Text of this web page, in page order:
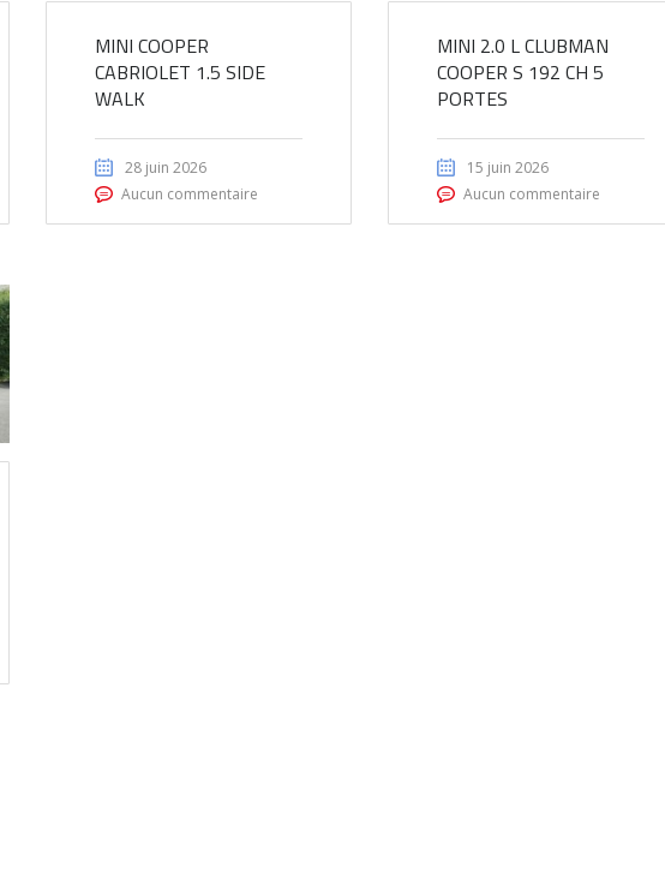
MINI COOPER
CABRIOLET 1.5 SIDE
WALK
28 juin 2026
Aucun commentaire
MINI 2.0 L CLUBMAN
COOPER S 192 CH 5
PORTES
15 juin 2026
Aucun commentaire